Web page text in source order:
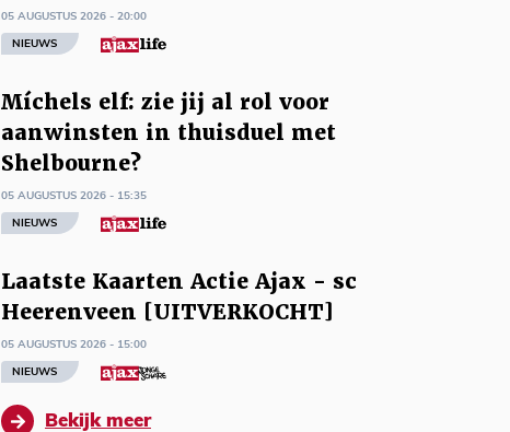
05 AUGUSTUS 2026 - 20:00
NIEUWS
Míchels elf: zie jij al rol voor
aanwinsten in thuisduel met
Shelbourne?
05 AUGUSTUS 2026 - 15:35
NIEUWS
Laatste Kaarten Actie Ajax - sc
Heerenveen [UITVERKOCHT]
05 AUGUSTUS 2026 - 15:00
NIEUWS
Bekijk meer